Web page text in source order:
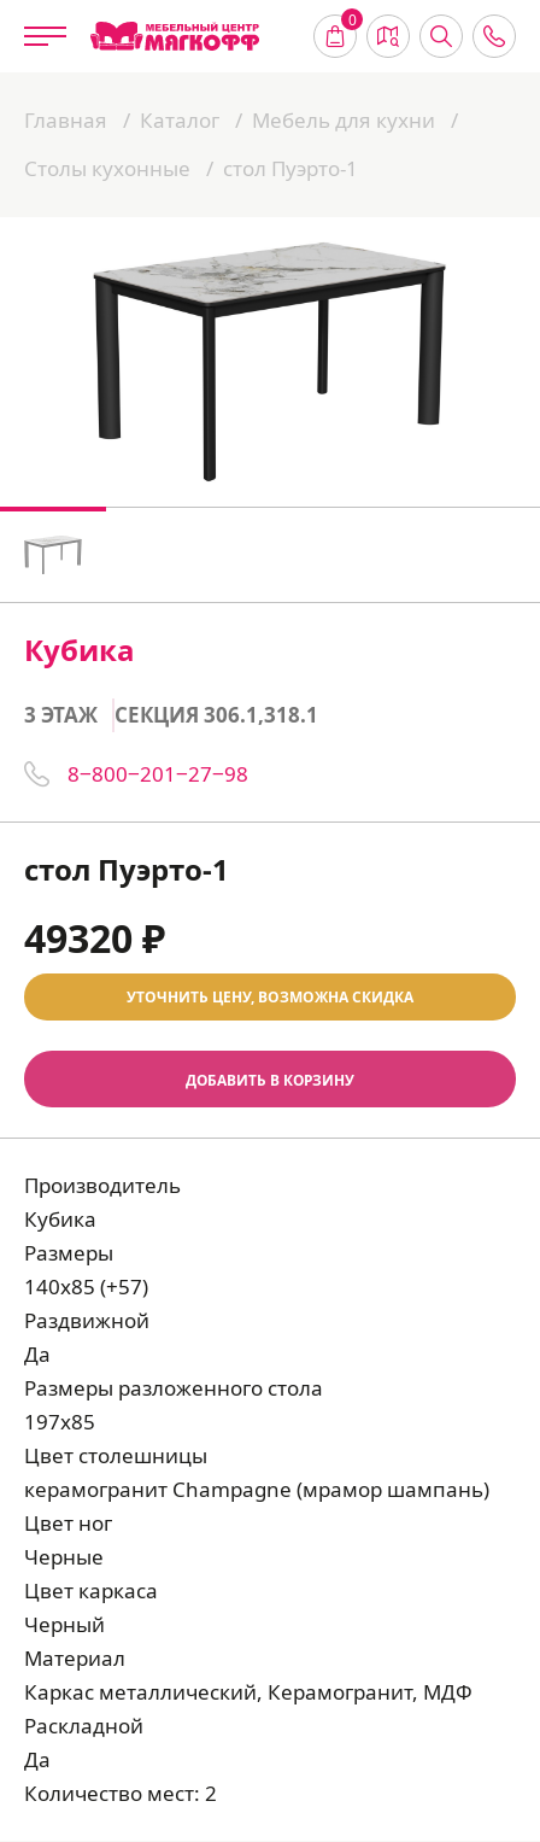
0
Главная Каталог
Мебель для кухни
Столы кухонные
стол Пуэрто-1
Кубика
3 ЭТАЖ СЕКЦИЯ 306.1,318.1
8‒800‒201‒27‒98
стол Пуэрто-1
49320 ₽
УТОЧНИТЬ ЦЕНУ, ВОЗМОЖНА СКИДКА
ДОБАВИТЬ В КОРЗИНУ
Производитель
Кубика
Размеры
140х85 (+57)
Раздвижной
Да
Размеры разложенного стола
197х85
Цвет столешницы
керамогранит Champagne (мрамор шампань)
Цвет ног
Черные
Цвет каркаса
Черный
Материал
Каркас металлический, Керамогранит, МДФ
Раскладной
Да
Количество мест: 2